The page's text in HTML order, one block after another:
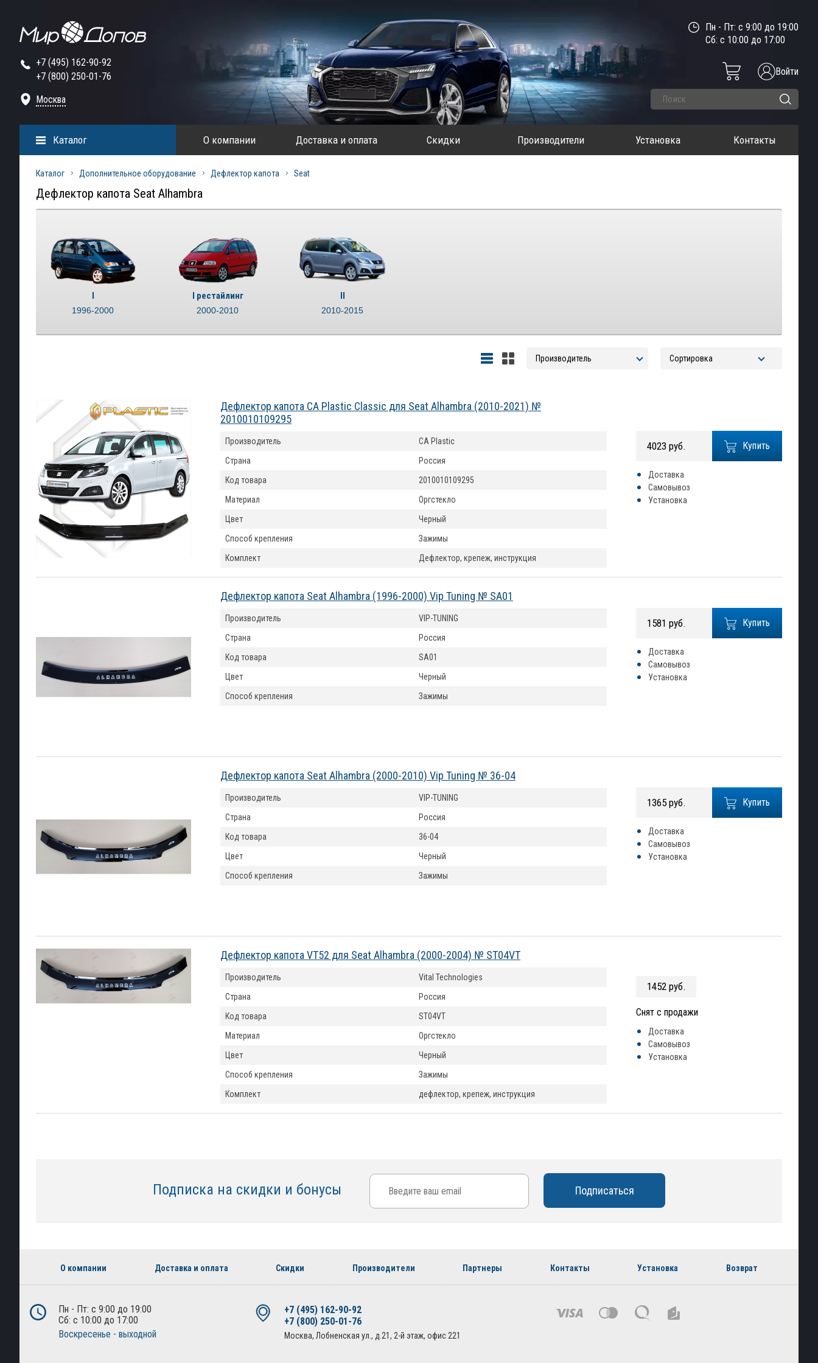
+7 (495) 162-90-92
+7 (800) 250-01-76
Москва
Пн - Пт: с 9:00 до 19:00
Сб: с 10:00 до 17:00
Войти
О компании Доставка и оплата Скидки Производители Установка Контакты
Каталог
Каталог Дополнительное оборудование Дефлектор капота Seat
Дефлектор капота Seat Alhambra
I
1996-2000
I рестайлинг
2000-2010
II
2010-2015
Дефлектор капота CA Plastic Classic для Seat Alhambra (2010-2021) №
2010010109295
Купить
4023 руб.
Доставка
Самовывоз
Установка
Производитель
CA Plastic
Страна
Россия
Код товара
2010010109295
Материал
Оргстекло
Цвет
Черный
Способ крепления
Зажимы
Комплект
Дефлектор, крепеж, инструкция
Дефлектор капота Seat Alhambra (1996-2000) Vip Tuning № SA01
Купить
1581 руб.
Доставка
Самовывоз
Установка
Производитель
VIP-TUNING
Страна
Россия
Код товара
SA01
Цвет
Черный
Способ крепления
Зажимы
Дефлектор капота Seat Alhambra (2000-2010) Vip Tuning № 36-04
Купить
1365 руб.
Доставка
Самовывоз
Установка
Производитель
VIP-TUNING
Страна
Россия
Код товара
36-04
Цвет
Черный
Способ крепления
Зажимы
Дефлектор капота VT52 для Seat Alhambra (2000-2004) № ST04VT
1452 руб.
Снят с продажи
Доставка
Самовывоз
Установка
Производитель
Vital Technologies
Страна
Россия
Код товара
ST04VT
Материал
Оргстекло
Цвет
Черный
Способ крепления
Зажимы
Комплект
дефлектор, крепеж, инструкция
Подписка на скидки и бонусы
О компании Доставка и оплата Скидки Производители Партнеры Контакты Установка Возврат
Пн - Пт: с 9:00 до 19:00
Сб: с 10:00 до 17:00
Воскресенье - выходной
+7 (495) 162-90-92
+7 (800) 250-01-76
Москва, Лобненская ул., д.21, 2-й этаж, офис 221